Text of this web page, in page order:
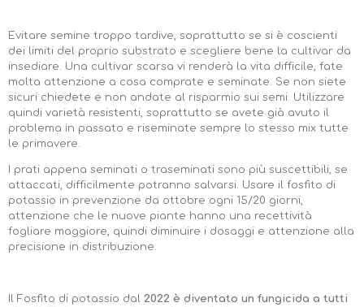
Evitare semine troppo tardive, soprattutto se si è coscienti
dei limiti del proprio substrato e scegliere bene la cultivar da
insediare. Una cultivar scarsa vi renderà la vita difficile, fate
molta attenzione a cosa comprate e seminate. Se non siete
sicuri chiedete e non andate al risparmio sui semi. Utilizzare
quindi varietà resistenti, soprattutto se avete già avuto il
problema in passato e riseminate sempre lo stesso mix tutte
le primavere.
I prati appena seminati o traseminati sono più suscettibili, se
attaccati, difficilmente potranno salvarsi. Usare il fosfito di
potassio in prevenzione da ottobre ogni 15/20 giorni,
attenzione che le nuove piante hanno una recettività
fogliare maggiore, quindi diminuire i dosaggi e attenzione alla
precisione in distribuzione.
Il Fosfito di potassio dal 2022 è diventato un fungicida a tutti